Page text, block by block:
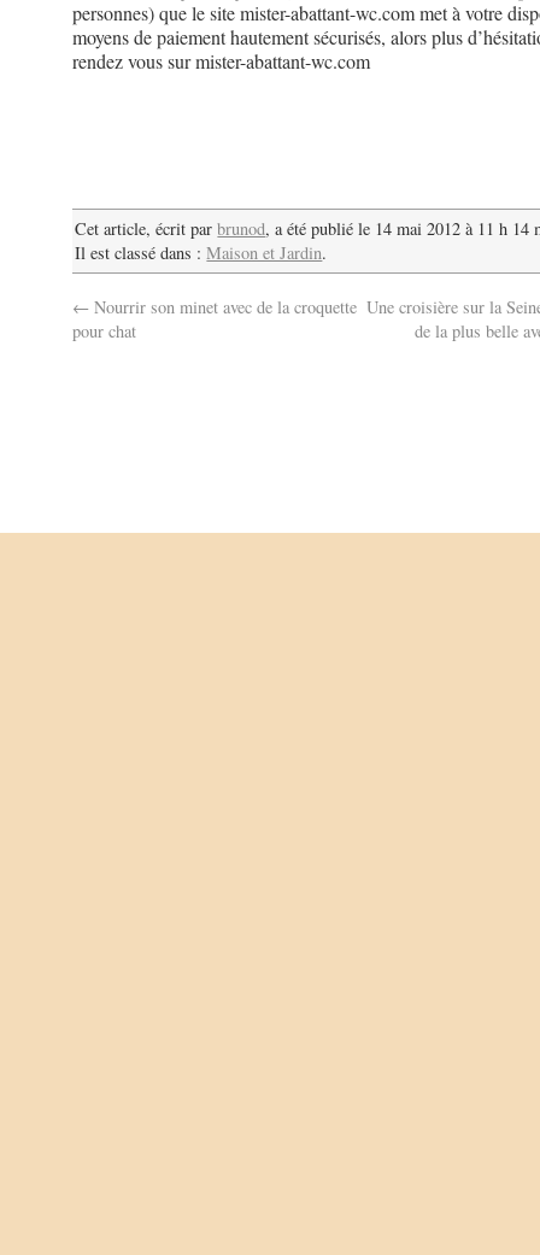
personnes) que le site mister-abattant-wc.com met à votre
moyens de paiement hautement sécurisés, alors plus
rendez vous sur mister-abattant-wc.com
Cet article, écrit parbrunod, a été publié le 14 mai 2012 à 11 h 14
Il est classé dans :Maison et Jardin.
← Nourrir son minet avec de la croquette
pour chat
Une croisière sur la
de la plus belle